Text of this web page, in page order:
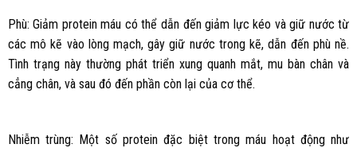
Phù: Giảm protein máu có thể dẫn đến giảm lực kéo và giữ nước từ
các mô kẽ vào lòng mạch, gây giữ nước trong kẽ, dẫn đến phù nề.
Tình trạng này thường phát triển xung quanh mắt, mu bàn chân và
cẳng chân, và sau đó đến phần còn lại của cơ thể.
Nhiễm trùng: Một số protein đặc biệt trong máu hoạt động như